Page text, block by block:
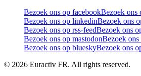
Bezoek ons op facebookBezoek ons
Bezoek ons op linkedinBezoek ons
Bezoek ons op rss-feedBezoek ons
Bezoek ons op mastodonBezoek ons
Bezoek ons op blueskyBezoek ons
© 2026 Euractiv FR. All rights reserved.